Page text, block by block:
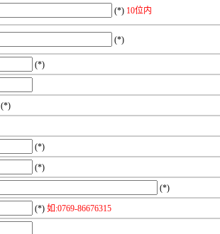
(*) 10位内
(*)
(*)
(*)
(*)
(*)
(*)
(*) 如:0769-86676315